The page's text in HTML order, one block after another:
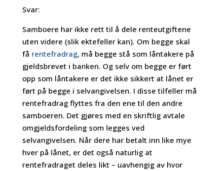
Svar:
Samboere har ikke rett til å dele renteutgiftene
uten videre (slik ektefeller kan). Om begge skal
få rentefradrag, må begge stå som låntakere på
gjeldsbrevet i banken. Og selv om begge er ført
opp som låntakere er det ikke sikkert at lånet er
ført på begge i selvangivelsen. I disse tilfeller må
rentefradrag flyttes fra den ene til den andre
samboeren. Det gjøres med en skriftlig avtale
omgjeldsfordeling som legges ved
selvangivelsen. Når dere har betalt inn like mye
hver på lånet, er det også naturlig at
rentefradraget deles likt – uavhengig av hvor